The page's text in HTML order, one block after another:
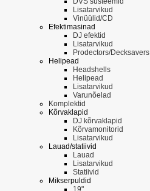
Lisatarvikud
Vinüülid/CD
Efektimasinad
DJ efektid
Lisatarvikud
Prodectors/Decksavers
Helipead
Headshells
Helipead
Lisatarvikud
Varunõelad
Komplektid
Kõrvaklapid
DJ kõrvaklapid
Kõrvamonitorid
Lisatarvikud
Lauad/statiivid
Lauad
Lisatarvikud
Statiivid
Mikserpuldid